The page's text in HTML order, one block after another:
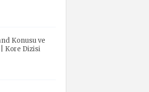
Konusu ve
| Kore Dizisi